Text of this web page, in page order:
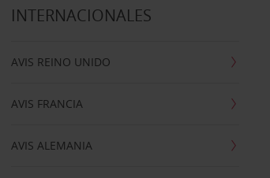
INTERNACIONALES
AVIS REINO UNIDO
AVIS FRANCIA
AVIS ALEMANIA